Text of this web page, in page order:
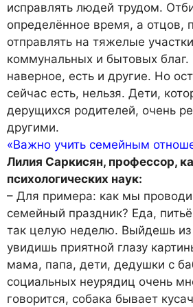
исправлять людей трудом.
определённое время, а отцов,
отправлять на тяжелые
коммунальных и бытовых
наверное, есть и другие. Но
сейчас есть, нельзя. Дети,
дерущихся родителей, очень
другими.
«Важно учить семейным
Лилия Саркисян, профессор,
психологических наук:
– Для примера: как мы
семейный праздник? Еда,
так целую неделю. Выйдешь
увидишь приятной глазу
мама, папа, дети, дедушки с
социальных неурядиц очень
говорится, собака бывает